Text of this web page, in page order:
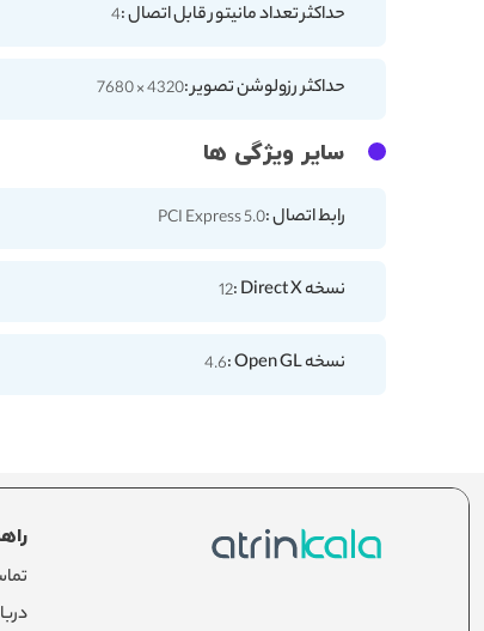
حداکثر تعداد مانیتور قابل اتصال :4
حداکثر رزولوشن تصویر :4320 × 7680
سایر ویژگی ها
رابط اتصال :PCI Express 5.0
نسخه Direct X : 12
نسخه Open GL : 4.6